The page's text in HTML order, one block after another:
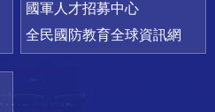
國軍人才招募中心
全民國防教育全球資訊網